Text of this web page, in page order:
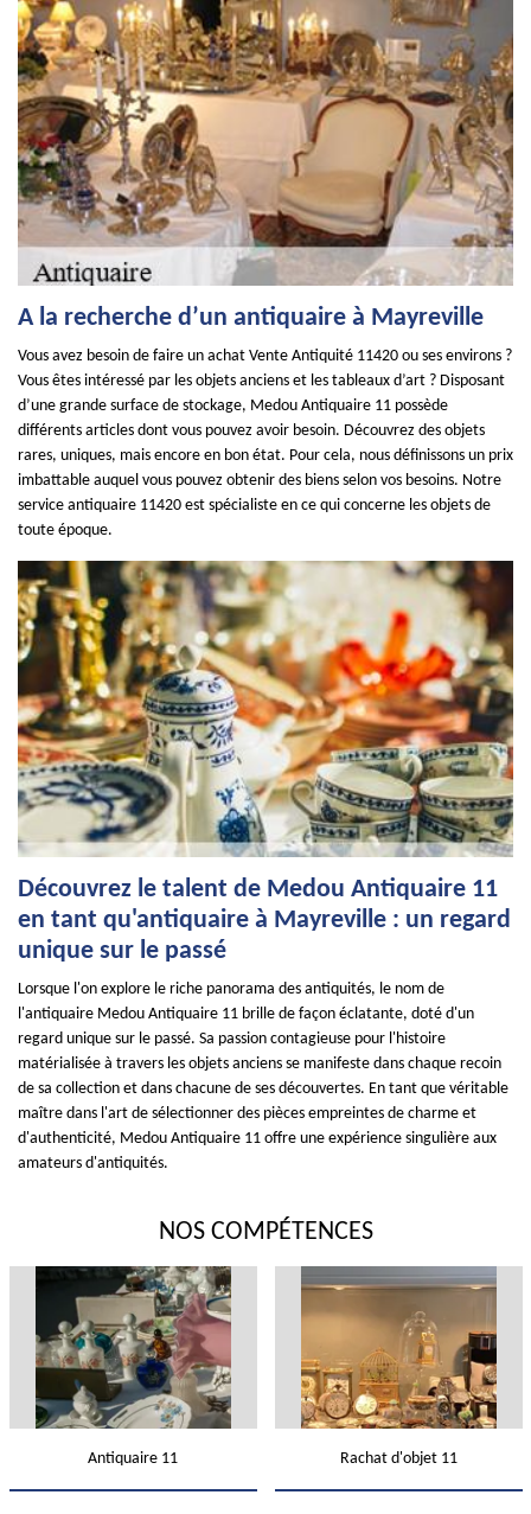
A la recherche d’un antiquaire à Mayreville
Vous avez besoin de faire un achat Vente Antiquité 11420 ou ses environs ?
Vous êtes intéressé par les objets anciens et les tableaux d’art ? Disposant
d’une grande surface de stockage, Medou Antiquaire 11 possède
différents articles dont vous pouvez avoir besoin. Découvrez des objets
rares, uniques, mais encore en bon état. Pour cela, nous définissons un prix
imbattable auquel vous pouvez obtenir des biens selon vos besoins. Notre
service antiquaire 11420 est spécialiste en ce qui concerne les objets de
toute époque.
Découvrez le talent de Medou Antiquaire 11
en tant qu'antiquaire à Mayreville : un regard
unique sur le passé
Lorsque l'on explore le riche panorama des antiquités, le nom de
l'antiquaire Medou Antiquaire 11 brille de façon éclatante, doté d'un
regard unique sur le passé. Sa passion contagieuse pour l'histoire
matérialisée à travers les objets anciens se manifeste dans chaque recoin
de sa collection et dans chacune de ses découvertes. En tant que véritable
maître dans l'art de sélectionner des pièces empreintes de charme et
d'authenticité, Medou Antiquaire 11 offre une expérience singulière aux
amateurs d'antiquités.
NOS COMPÉTENCES
Antiquaire 11 Rachat d'objet 11